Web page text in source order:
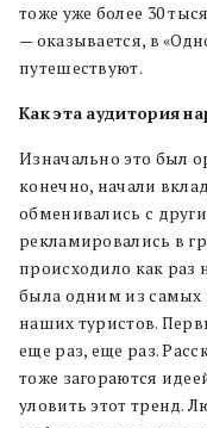
тоже уже более 30
— оказывается, в
путешествуют.
Какэта аудитория
Изначально это был
конечно, начали
обменивались с
рекламировались в
происходило как раз
была одним из самых
наших туристов.
еще раз, еще раз.
тоже загораются
уловить этот тренд.